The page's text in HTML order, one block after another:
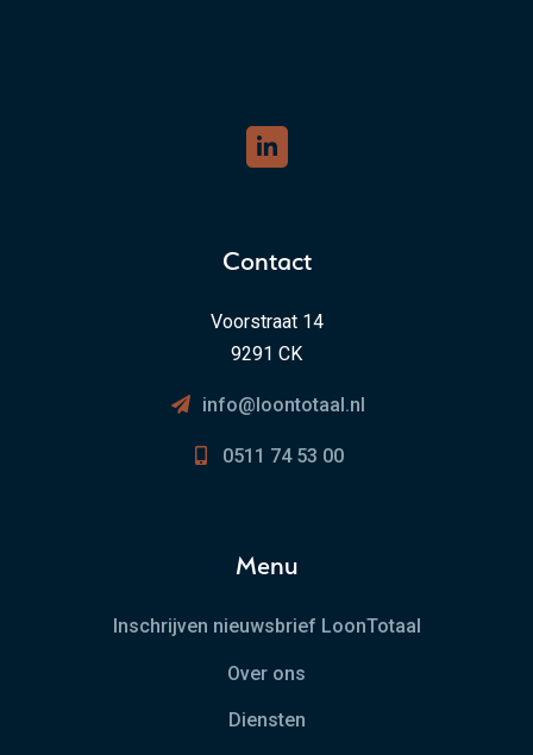
Contact
Voorstraat 14
9291 CK
info@loontotaal.nl
0511 74 53 00
Menu
Inschrijven nieuwsbrief LoonTotaal
Over ons
Diensten